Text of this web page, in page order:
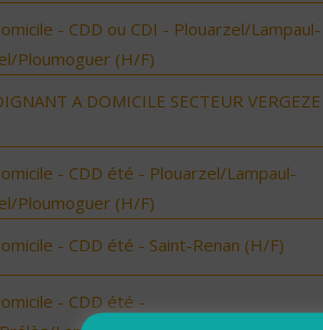
- CDD ou CDI - Plouarzel/Lampaul-
Ploumoguer (H/F)
A DOMICILE SECTEUR VERGEZE
- CDD été - Plouarzel/Lampaul-
Ploumoguer (H/F)
- CDD été - Saint-Renan (H/F)
- CDD été -